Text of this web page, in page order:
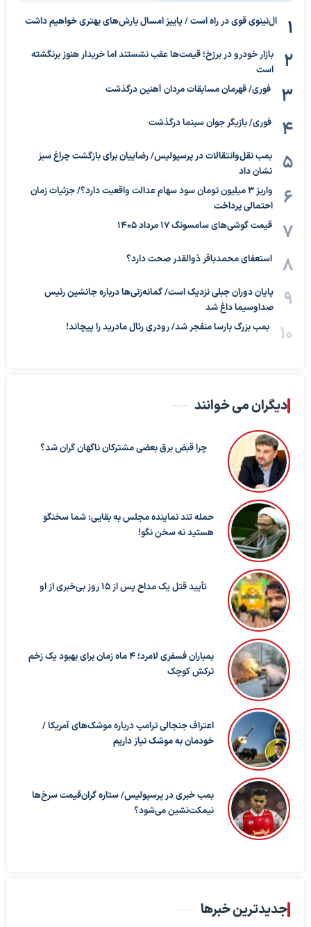
ال‌نینوی قوی در راه است / پاییز امسال بارش‌های بهتری خواهیم داشت
بازار خودرو در برزخ؛ قیمت‌ها عقب نشستند اما خریدار هنوز برنگشته
است
فوری/ قهرمان مسابقات مردان آهنین درگذشت
فوری/ بازیگر جوان سینما درگذشت
بمب نقل‌وانتقالات در پرسپولیس/ رضاییان برای بازگشت چراغ سبز
نشان داد
واریز ۳ میلیون تومان سود سهام عدالت واقعیت دارد؟/ جزئیات زمان
احتمالی پرداخت
قیمت گوشی‌های سامسونگ 17 مرداد 1405
استعفای محمدباقر ذوالقدر صحت دارد؟
پایان دوران جبلی نزدیک است/ گمانه‌زنی‌ها درباره جانشین رئیس
صداوسیما داغ شد
بمب بزرگ بارسا منفجر شد/ رودری رئال مادرید را پیچاند!
دیگران می خوانند
چرا قبض برق بعضی مشترکان ناگهان گران شد؟
حمله تند نماینده مجلس به بقایی: شما سخنگو
هستید نه سخن نگو!
تأیید قتل یک مداح پس از ۱۵ روز بی‌خبری از او
بمباران فسفری لامرد؛ ۴ ماه زمان برای بهبود یک زخم
ترکش کوچک
اعتراف جنجالی ترامپ درباره موشک‌های آمریکا /
خودمان به موشک نیاز داریم
بمب خبری در پرسپولیس/ ستاره گران‌قیمت سرخ‌ها
نیمکت‌نشین می‌شود؟
جدیدترین خبرها